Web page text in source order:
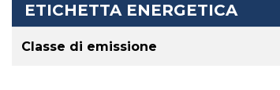
ETICHETTA ENERGETICA
Classe di emissione